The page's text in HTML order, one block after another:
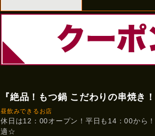
『絶品！もつ鍋 こだわりの串焼き！
昼飲みできるお店
休日は12：00オープン！平日も14：00から
適☆